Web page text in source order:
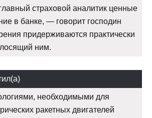
страховой аналитик ценные
в банке, — говорит господин
придерживаются практически
ним.
необходимыми для
ракетных двигателей